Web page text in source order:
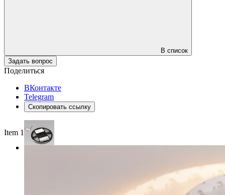
В список
Задать вопрос
Поделиться
ВКонтакте
Telegram
Скопировать ссылку
Item 1 of 3